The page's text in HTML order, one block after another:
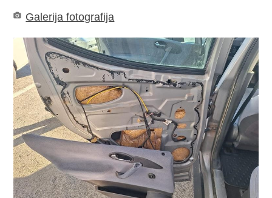
Galerija fotografija